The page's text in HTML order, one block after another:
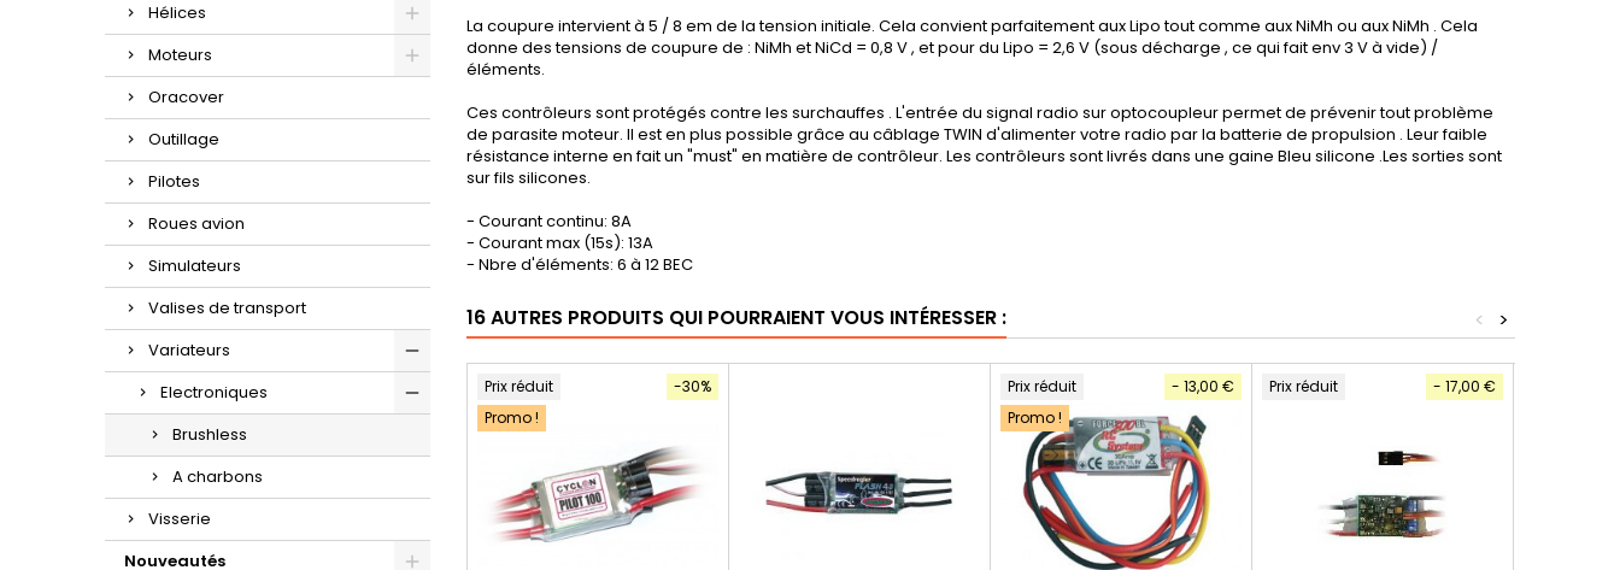
Hélices
Moteurs
Oracover
Outillage
Pilotes
Roues avion
Simulateurs
Valises de transport
Variateurs
Electroniques
Brushless
A charbons
Visserie
Nouveautés
La coupure intervient à 5 / 8 em de la tension initiale. Cela convient parfaitement aux Lipo tout comme aux NiMh ou aux NiMh . Cela
donne des tensions de coupure de : NiMh et NiCd = 0,8 V , et pour du Lipo = 2,6 V (sous décharge , ce qui fait env 3 V à vide) /
éléments.
Ces contrôleurs sont protégés contre les surchauffes . L'entrée du signal radio sur optocoupleur permet de prévenir tout problème
de parasite moteur. Il est en plus possible grâce au câblage TWIN d'alimenter votre radio par la batterie de propulsion . Leur faible
résistance interne en fait un "must" en matière de contrôleur. Les contrôleurs sont livrés dans une gaine Bleu silicone .Les sorties sont
sur fils silicones.
- Courant continu: 8A
- Courant max (15s): 13A
- Nbre d'éléments: 6 à 12 BEC
16 AUTRES PRODUITS QUI POURRAIENT VOUS INTÉRESSER : >
<
-30%
Prix réduit
Promo !
- 13,00 €
Prix réduit
Promo !
- 17,00 €
Prix réduit